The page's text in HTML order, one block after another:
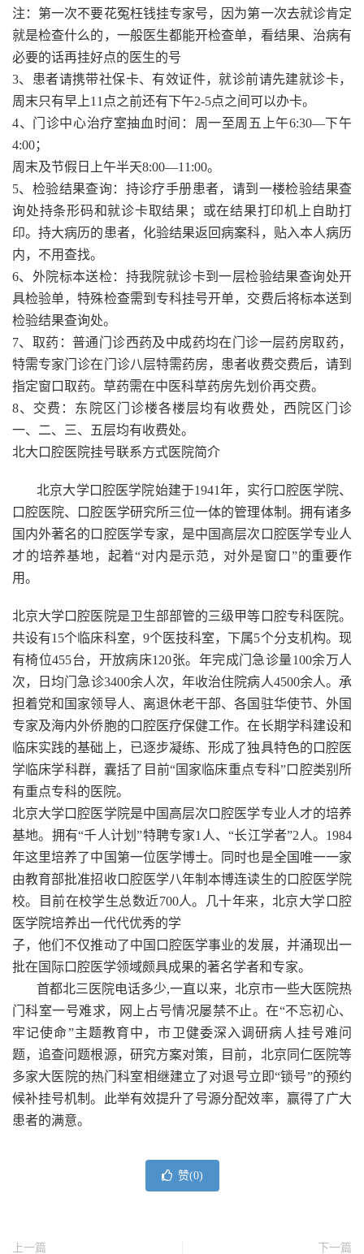
注：第一次不要花冤枉钱挂专家号，因为第一次去就诊肯定
就是检查什么的，一般医生都能开检查单，看结果、治病有
必要的话再挂好点的医生的号
3、患者请携带社保卡、有效证件，就诊前请先建就诊卡，
周末只有早上11点之前还有下午2-5点之间可以办卡。
4、门诊中心治疗室抽血时间：周一至周五上午6:30—下午
4:00；
周末及节假日上午半天8:00—11:00。
5、检验结果查询：持诊疗手册患者，请到一楼检验结果查
询处持条形码和就诊卡取结果；或在结果打印机上自助打
印。持大病历的患者，化验结果返回病案科，贴入本人病历
内，不用查找。
6、外院标本送检：持我院就诊卡到一层检验结果查询处开
具检验单，特殊检查需到专科挂号开单，交费后将标本送到
检验结果查询处。
7、取药：普通门诊西药及中成药均在门诊一层药房取药，
特需专家门诊在门诊八层特需药房，患者收费交费后，请到
指定窗口取药。草药需在中医科草药房先划价再交费。
8、交费：东院区门诊楼各楼层均有收费处，西院区门诊
一、二、三、五层均有收费处。
北大口腔医院挂号联系方式医院简介
北京大学口腔医学院始建于1941年，实行口腔医学院、
口腔医院、口腔医学研究所三位一体的管理体制。拥有诸多
国内外著名的口腔医学专家，是中国高层次口腔医学专业人
才的培养基地，起着“对内是示范，对外是窗口”的重要作
用。
北京大学口腔医院是卫生部部管的三级甲等口腔专科医院。
共设有15个临床科室，9个医技科室，下属5个分支机构。现
有椅位455台，开放病床120张。年完成门急诊量100余万人
次，日均门急诊3400余人次，年收治住院病人4500余人。承
担着党和国家领导人、离退休老干部、各国驻华使节、外国
专家及海内外侨胞的口腔医疗保健工作。在长期学科建设和
临床实践的基础上，已逐步凝练、形成了独具特色的口腔医
学临床学科群，囊括了目前“国家临床重点专科”口腔类别所
有重点专科的医院。
北京大学口腔医学院是中国高层次口腔医学专业人才的培养
基地。拥有“千人计划”特聘专家1人、“长江学者”2人。1984
年这里培养了中国第一位医学博士。同时也是全国唯一一家
由教育部批准招收口腔医学八年制本博连读生的口腔医学院
校。目前在校学生总数近700人。几十年来，北京大学口腔
医学院培养出一代代优秀的学
子，他们不仅推动了中国口腔医学事业的发展，并涌现出一
批在国际口腔医学领域颇具成果的著名学者和专家。
首都北三医院电话多少,一直以来，北京市一些大医院热
门科室一号难求，网上占号情况屡禁不止。在“不忘初心、
牢记使命”主题教育中，市卫健委深入调研病人挂号难问
题，追查问题根源，研究方案对策，目前，北京同仁医院等
多家大医院的热门科室相继建立了对退号立即“锁号”的预约
候补挂号机制。此举有效提升了号源分配效率，赢得了广大
患者的满意。
赞(0)
上一篇 下一篇